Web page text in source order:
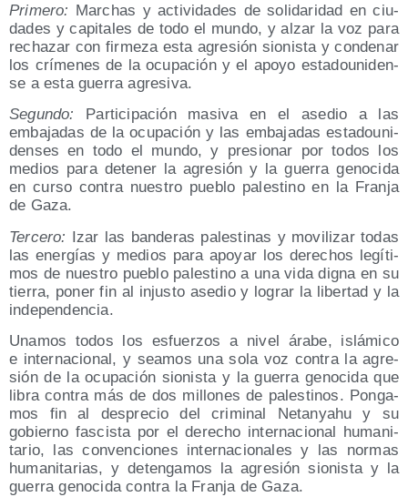
Pri­me­ro: Mar­chas y acti­vi­da­des de soli­da­ri­dad en ciu­
da­des y capi­ta­les de todo el mun­do, y alzar la voz para
recha­zar con fir­me­za esta agre­sión sio­nis­ta y con­de­nar
los crí­me­nes de la ocu­pa­ción y el apo­yo esta­dou­ni­den­
se a esta gue­rra agresiva.
Segun­do: Par­ti­ci­pa­ción masi­va en el ase­dio a las
emba­ja­das de la ocu­pa­ción y las emba­ja­das esta­dou­ni­
den­ses en todo el mun­do, y pre­sio­nar por todos los
medios para dete­ner la agre­sión y la gue­rra geno­ci­da
en cur­so con­tra nues­tro pue­blo pales­tino en la Fran­ja
de Gaza.
Ter­ce­ro: Izar las ban­de­ras pales­ti­nas y movi­li­zar todas
las ener­gías y medios para apo­yar los dere­chos legí­ti­
mos de nues­tro pue­blo pales­tino a una vida dig­na en su
tie­rra, poner fin al injus­to ase­dio y lograr la liber­tad y la
independencia.
Una­mos todos los esfuer­zos a nivel ára­be, islá­mi­co
e inter­na­cio­nal, y sea­mos una sola voz con­tra la agre­
sión de la ocu­pa­ción sio­nis­ta y la gue­rra geno­ci­da que
libra con­tra más de dos millo­nes de pales­ti­nos. Pon­ga­
mos fin al des­pre­cio del cri­mi­nal Netan­yahu y su
gobierno fas­cis­ta por el dere­cho inter­na­cio­nal huma­ni­
ta­rio, las con­ven­cio­nes inter­na­cio­na­les y las nor­mas
huma­ni­ta­rias, y deten­ga­mos la agre­sión sio­nis­ta y la
gue­rra geno­ci­da con­tra la Fran­ja de Gaza.